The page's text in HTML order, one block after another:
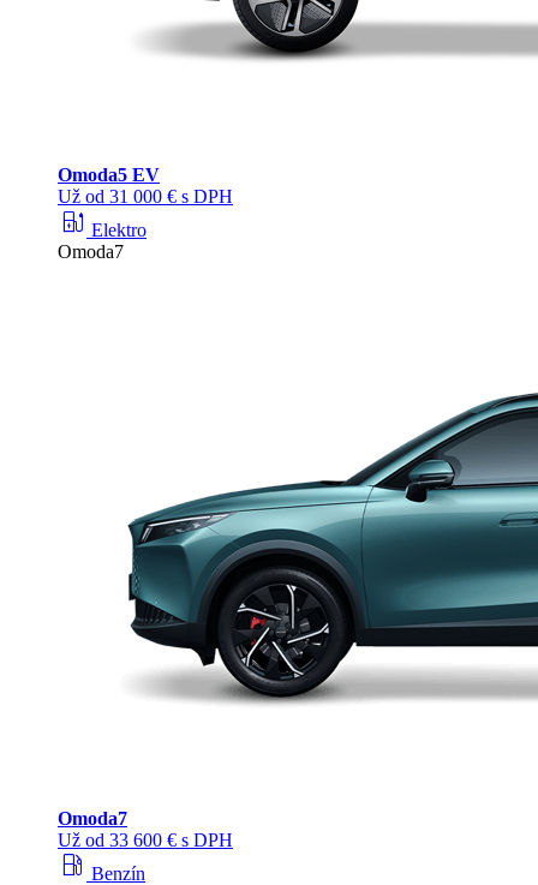
Omoda5 EV
Už od 31 000 € s DPH
ev_station Elektro
Omoda7
Omoda7
Už od 33 600 € s DPH
local_gas_station Benzín